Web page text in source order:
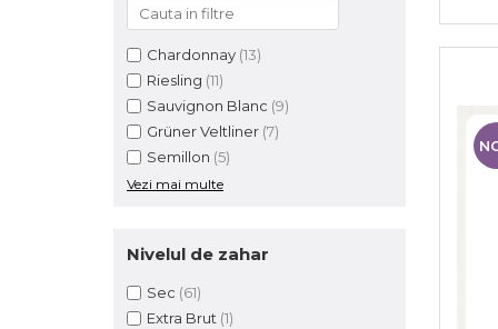
Chardonnay (13)
Riesling (11)
Sauvignon Blanc (9)
Grüner Veltliner (7)
Semillon (5)
Vezi mai multe
Nivelul de zahar
Sec (61)
Extra Brut (1)